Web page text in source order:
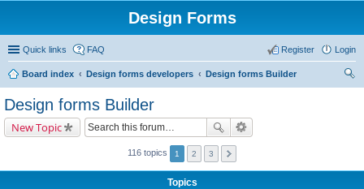
Design Forms
Quick links FAQ Login
Register
Board index Design forms developers
Design forms Builder
Design forms Builder
New Topic
116 topics 1 2 3
Topics